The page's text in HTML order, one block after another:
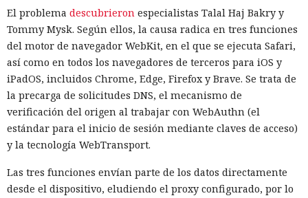
El problema descubrieron especialistas Talal Haj Bakry y
Tommy Mysk. Según ellos, la causa radica en tres funciones
del motor de navegador WebKit, en el que se ejecuta Safari,
así como en todos los navegadores de terceros para iOS y
iPadOS, incluidos Chrome, Edge, Firefox y Brave. Se trata de
la precarga de solicitudes DNS, el mecanismo de
verificación del origen al trabajar con WebAuthn (el
estándar para el inicio de sesión mediante claves de acceso)
y la tecnología WebTransport.
Las tres funciones envían parte de los datos directamente
desde el dispositivo, eludiendo el proxy configurado, por lo